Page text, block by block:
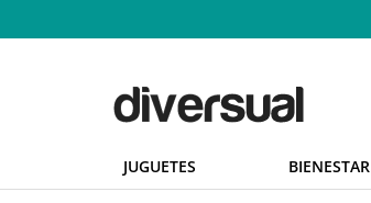
JUGUETES BIENESTAR